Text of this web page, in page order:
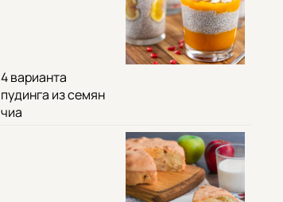
4 варианта
пудинга из семян
чиа